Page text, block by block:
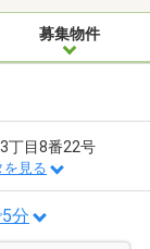
募集物件
丁目8番22号
を見る
分